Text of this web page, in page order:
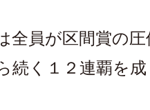
全員が区間賞の圧
続く１２連覇を